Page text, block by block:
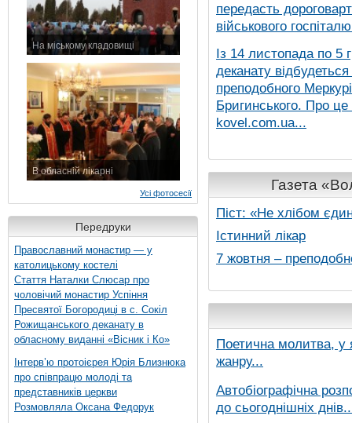
На міському кладовищі
В обласній лікарні
Усі фотосесії
Передруки
Православний монастир — у
католицькому костелі
Стаття Наталки Слюсар про
чоловічий монастир Успіння
Пресвятої Богородиці в с. Сокіл
Рожищанського деканату в
обласному виданні «Вісник і Ко»
Інтерв’ю протоієрея Юрія Близнюка
про співпрацю молоді та
представників церкви
Розмовляла Оксана Федорук
передасть
військового
Із 14 листопада по 5
деканату
преподобного
Бригинського. Про
kovel.com.ua...
Газета
Піст: «Не хлібом
Істинний лікар
7 жовтня –
Поетична молитва, у
жанру...
Автобіографічна
до сьогоднішніх